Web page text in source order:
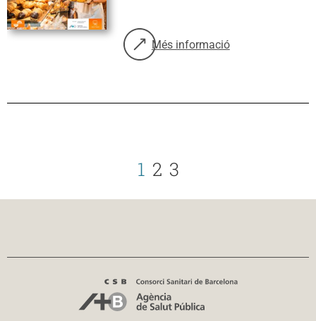
Més informació
sobre: Indicadors de salut i
1 2 3